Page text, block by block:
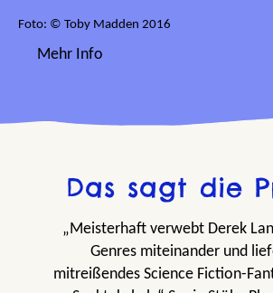
Foto: © Toby Madden 2016
Mehr Info
Das sagt die
„Meisterhaft verwebt Derek
Genres miteinander und
mitreißendes Science Fiction-